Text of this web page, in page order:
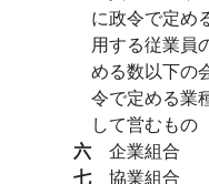
に政令で定め
用する従業員
める数以下の
令で定める業
して営むもの
六 企業組合
七 協業組合